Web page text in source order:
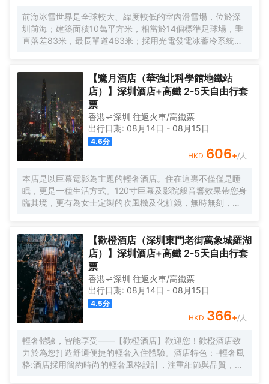
前海冰雪世界是全球較大、緯度較低的室內滑雪場，位於深
圳前海；建築面積10萬平方米，相當於14個標準足球場，垂
直落差83米，最長單道463米‌；採用光電發電冰蓄冷系統，
【鷺月酒店（華強北科學館地鐵站
店）】深圳酒店+高鐵 2-5天自由行套
票
香港 深圳 往返火車/高鐵票
出行日期: 08月14日 - 08月15日
4.6分
HKD 606+/人
本店是以巨幕電影為主題的輕奢酒店。住在這裏不僅僅是睡
眠，更是一種生活方式。120寸巨幕及影院般音響效果帶您身
臨其境，更有為女士定製的吹風機及化粧鏡，無時無刻，呈
【歡橙酒店（深圳東門老街萬象城羅湖
店）】深圳酒店+高鐵 2-5天自由行套
票
香港 深圳 往返火車/高鐵票
出行日期: 08月14日 - 08月15日
4.5分
HKD 366+/人
輕奢體驗，智能享受——【歡橙酒店】歡迎您！歡橙酒店致
力於為您打造舒適便捷的輕奢入住體驗。酒店特色：-輕奢風
格:酒店採用簡約時尚的輕奢風格設計，注重細節與品質，為